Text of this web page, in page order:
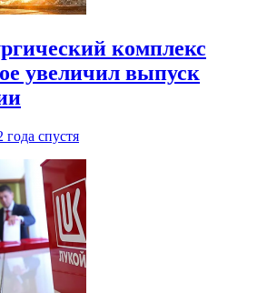
комплекс
увеличил выпуск
года спустя